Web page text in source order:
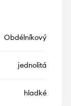
Obdélníkový
jednolitá
hladké